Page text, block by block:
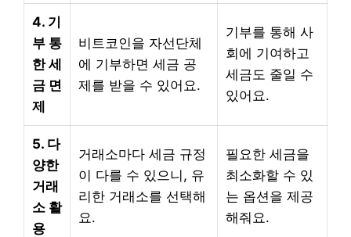
4. 기
부 통
한 세
금 면
제
비트코인을 자선단체
에 기부하면 세금 공
제를 받을 수 있어요.
기부를 통해 사
회에 기여하고
세금도 줄일 수
있어요.
5. 다
양한
거래
소 활
용
거래소마다 세금 규정
이 다를 수 있으니, 유
리한 거래소를 선택해
요.
필요한 세금을
최소화할 수 있
는 옵션을 제공
해줘요.